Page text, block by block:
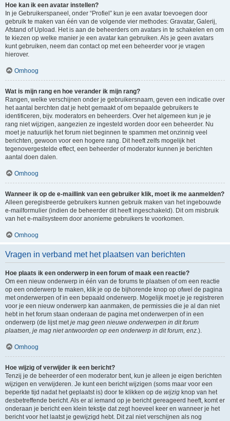
Hoe kan ik een avatar instellen?
In je Gebruikerspaneel, onder “Profiel” kun je een avatar toevoegen door
gebruik te maken van één van de volgende vier methodes: Gravatar, Galerij,
Afstand of Upload. Het is aan de beheerders om avatars in te schakelen en om
te kiezen op welke manier je een avatar kan gebruiken. Als je geen avatars
kunt gebruiken, neem dan contact op met een beheerder voor je vragen
hierover.
Omhoog
Wat is mijn rang en hoe verander ik mijn rang?
Rangen, welke verschijnen onder je gebruikersnaam, geven een indicatie over
het aantal berchten dat je hebt gemaakt of om bepaalde gebruikers te
identificeren, bijv. moderators en beheerders. Over het algemeen kun je je
rang niet wijzigen, aangezien ze ingesteld worden door een beheerder. Nu
moet je natuurlijk het forum niet beginnen te spammen met onzinnig veel
berichten, gewoon voor een hogere rang. Dit heeft zelfs mogelijk het
tegenovergestelde effect, een beheerder of moderator kunnen je berichten
aantal doen dalen.
Omhoog
Wanneer ik op de e-maillink van een gebruiker klik, moet ik me aanmelden?
Alleen geregistreerde gebruikers kunnen gebruik maken van het ingebouwde
e-mailformulier (indien de beheerder dit heeft ingeschakeld). Dit om misbruik
van het e-mailsysteem door anonieme gebruikers te voorkomen.
Omhoog
Vragen in verband met het plaatsen van berichten
Hoe plaats ik een onderwerp in een forum of maak een reactie?
Om een nieuw onderwerp in één van de forums te plaatsen of om een reactie
op een onderwerp te maken, klik je op de bijhorende knop op ofwel de pagina
met onderwerpen of in een bepaald onderwerp. Mogelijk moet je je registreren
voor je een nieuw onderwerp kan aanmaken, de permissies die je al dan niet
hebt in het forum staan onderaan de pagina met onderwerpen of in een
onderwerp (de lijst metje mag geen nieuwe onderwerpen in dit forum
plaatsen, je mag niet antwoorden op een onderwerp in dit forum, enz.).
Omhoog
Hoe wijzig of verwijder ik een bericht?
Tenzij je de beheerder of een moderator bent, kun je alleen je eigen berichten
wijzigen en verwijderen. Je kunt een bericht wijzigen (soms maar voor een
beperkte tijd nadat het geplaatst is) door te klikken op de wijzig knop van het
desbetreffende bericht. Als er al iemand op je bericht gereageerd heeft, komt er
onderaan je bericht een klein tekstje dat zegt hoeveel keer en wanneer je het
bericht voor het laatst je gewijzigd hebt. Dit zal niet verschijnen als nog